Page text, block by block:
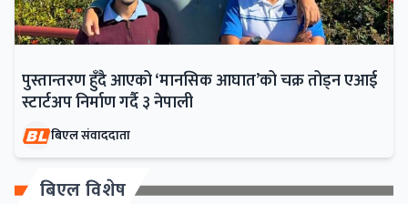
पुस्तान्तरण हुँदै आएको ‘मानसिक आघात’को चक्र तोड्न एआई
स्टार्टअप निर्माण गर्दै ३ नेपाली
बिएल संवाददाता
बिएल विशेष